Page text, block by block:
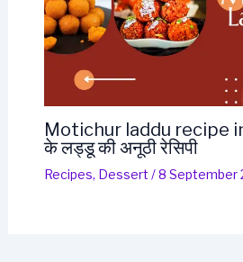
Motichur laddu recipe
के लड्डू की अनूठी रेसिपी
Recipes, Dessert /8 September